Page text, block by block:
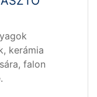
kerámia
falon